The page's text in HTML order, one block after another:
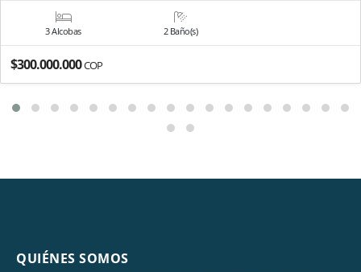
3 Alcobas 2 Baño(s)
$300.000.000COP
QUIÉNES SOMOS